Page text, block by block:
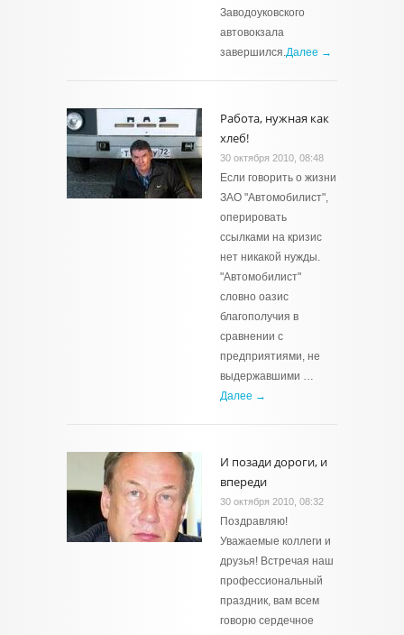
Заводоуковского
автовокзала
завершился.Далее →
Работа, нужная как
хлеб!
30 октября 2010, 08:48
Если говорить о жизни
ЗАО "Автомобилист",
оперировать
ссылками на кризис
нет никакой нужды.
"Автомобилист"
словно оазис
благополучия в
сравнении с
предприятиями, не
выдержавшими …
Далее →
И позади дороги, и
впереди
30 октября 2010, 08:32
Поздравляю!
Уважаемые коллеги и
друзья! Встречая наш
профессиональный
праздник, вам всем
говорю сердечное